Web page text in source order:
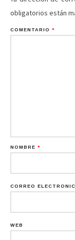
obligatorios están
COMENTARIO *
NOMBRE *
CORREO
WEB